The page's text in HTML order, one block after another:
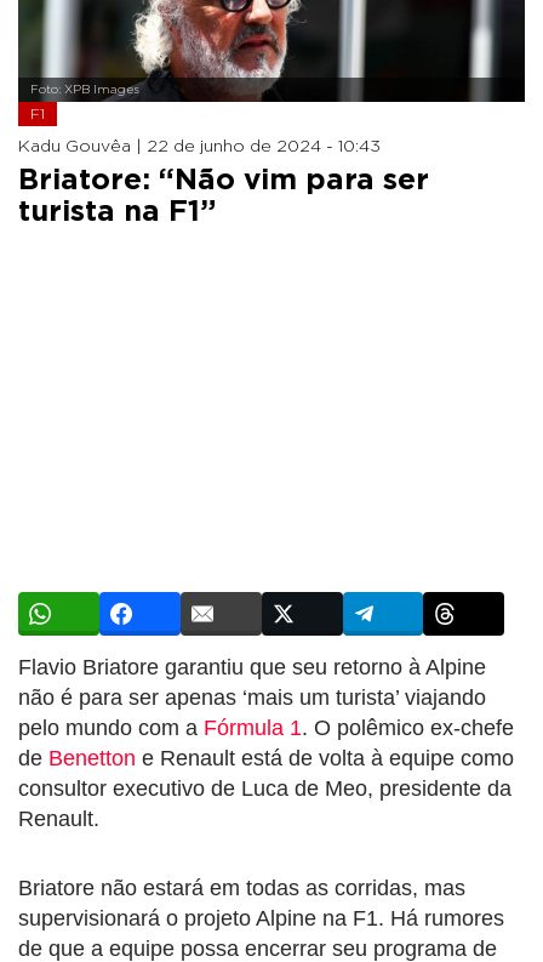
Foto: XPB Images
F1
Kadu Gouvêa | 22 de junho de 2024 - 10:43
Briatore: “Não vim para ser
turista na F1”
Flavio Briatore garantiu que seu retorno à Alpine
não é para ser apenas ‘mais um turista’ viajando
pelo mundo com a Fórmula 1. O polêmico ex-chefe
de Benetton e Renault está de volta à equipe como
consultor executivo de Luca de Meo, presidente da
Renault.
Briatore não estará em todas as corridas, mas
supervisionará o projeto Alpine na F1. Há rumores
de que a equipe possa encerrar seu programa de